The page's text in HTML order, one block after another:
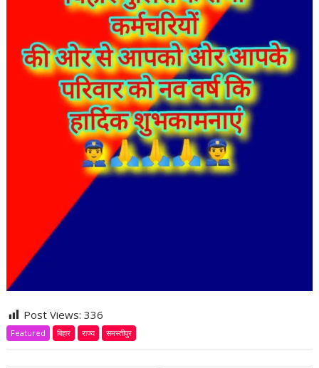
Post Views:336
Featured बिहार राज्य समस्तीपुर